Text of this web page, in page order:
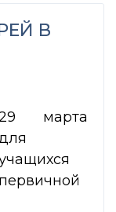
В
9 марта
первичной